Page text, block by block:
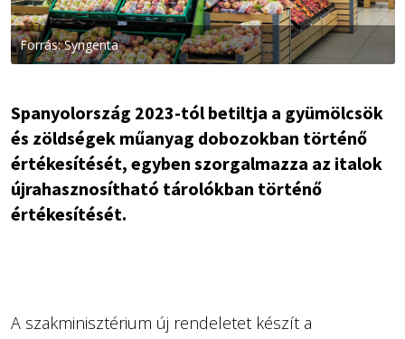
Forrás: Syngenta
Spanyolország 2023-tól betiltja a gyümölcsök
és zöldségek műanyag dobozokban történő
értékesítését, egyben szorgalmazza az italok
újrahasznosítható tárolókban történő
értékesítését.
A szakminisztérium új rendeletet készít a